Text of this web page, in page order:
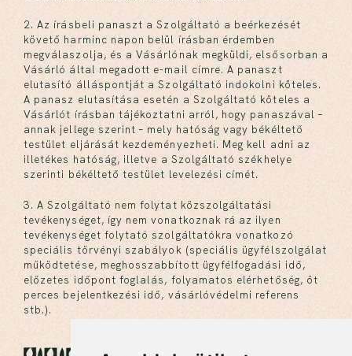
2. Az írásbeli panaszt a Szolgáltató a beérkezését
követő harminc napon belül írásban érdemben
megválaszolja, és a Vásárlónak megküldi, elsősorban a
Vásárló által megadott e-mail címre. A panaszt
elutasító álláspontját a Szolgáltató indokolni köteles.
A panasz elutasítása esetén a Szolgáltató köteles a
Vásárlót írásban tájékoztatni arról, hogy panaszával –
annak jellege szerint – mely hatóság vagy békéltető
testület eljárását kezdeményezheti. Meg kell adni az
illetékes hatóság, illetve a Szolgáltató székhelye
szerinti békéltető testület levelezési címét.
3. A Szolgáltató nem folytat közszolgáltatási
tevékenységet, így nem vonatkoznak rá az ilyen
tevékenységet folytató szolgáltatókra vonatkozó
speciális törvényi szabályok (speciális ügyfélszolgálat
működtetése, meghosszabbított ügyfélfogadási idő,
előzetes időpont foglalás, folyamatos elérhetőség, öt
perces bejelentkezési idő, vásárlóvédelmi referens
stb.).